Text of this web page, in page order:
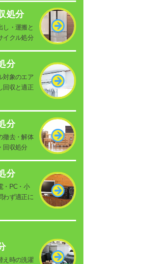
処分
し・運搬と
イクル処分
分
対象のエア
回収と適正
分
撤去・解体
回収処分
分
・PC・小
わず適正に
え時の洗濯